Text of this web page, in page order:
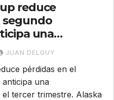
reduce
segundo
una
el tercer
JUAN DELGUY
pérdidas en el
una
tercer trimestre. Alaska